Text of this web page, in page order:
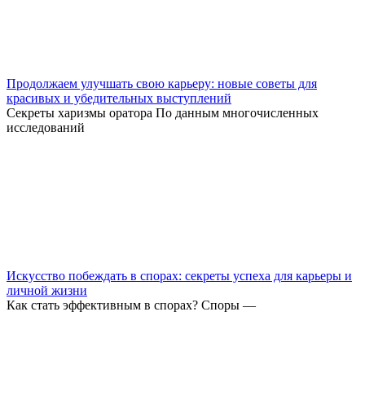
Продолжаем улучшать свою карьеру: новые советы для
красивых и убедительных выступлений
Секреты харизмы оратора По данным многочисленных
исследований
Искусство побеждать в спорах: секреты успеха для карьеры и
личной жизни
Как стать эффективным в спорах? Споры —